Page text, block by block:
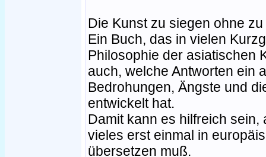
Die Kunst zu siegen ohne
Ein Buch, das in vielen
Philosophie der asiatischen
auch, welche Antworten ein
Bedrohungen, Ängste und
entwickelt hat.
Damit kann es hilfreich
vieles erst einmal in
übersetzen muß.